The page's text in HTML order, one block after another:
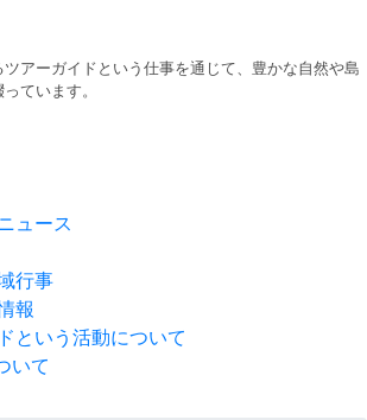
アーガイドという仕事を通じて、豊かな自然や島
ています。
ュース
行事
報
という活動について
いて